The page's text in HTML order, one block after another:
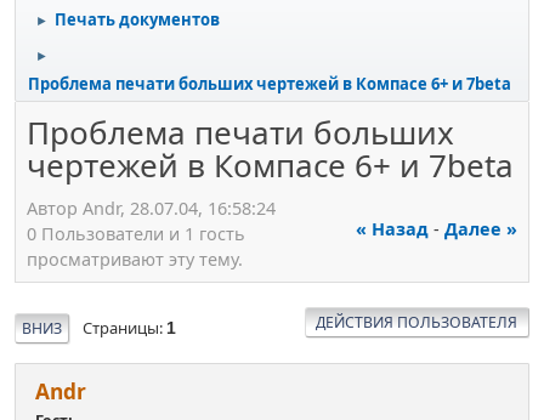
► Печать документов
►
Проблема печати больших чертежей в Компасе 6+ и 7beta
Проблема печати больших
чертежей в Компасе 6+ и 7beta
Автор Аndr, 28.07.04, 16:58:24
« Назад - Далее »
0 Пользователи и 1 гость
просматривают эту тему.
ВНИЗ Страницы 1 ДЕЙСТВИЯ ПОЛЬЗОВАТЕЛЯ
Аndr